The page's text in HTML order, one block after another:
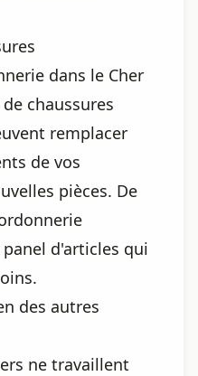
dans le Cher
chaussures
remplacer
de vos
pièces. De
d'articles qui
des autres
ne travaillent